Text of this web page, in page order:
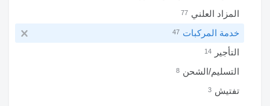
المزاد العلني 77
خدمة المركبات 47
التأجير 14
التسليم/الشحن 8
تفتيش 3